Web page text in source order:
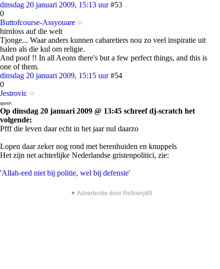
dinsdag 20 januari 2009, 15:13 uur #53
0
Buttofcourse-Assyouare
hirnloss auf die welt
Tjonge... Waar anders kunnen cabaretiers nou zo veel inspiratie uit
halen als die kul om religie.
And poof !! In all Aeons there's but a few perfect things, and this is
one of them.
dinsdag 20 januari 2009, 15:15 uur #54
0
Jestrovic
quote:
Op dinsdag 20 januari 2009 @ 13:45 schreef dj-scratch het
volgende:
Pfff die leven daar echt in het jaar nul daarzo
Lopen daar zeker nog rond met berenhuiden en knuppels
Het zijn net achterlijke Nederlandse gristenpolitici, zie:
'Allah-eed niet bij politie, wel bij defensie'
▼ Advertentie door Refinery89